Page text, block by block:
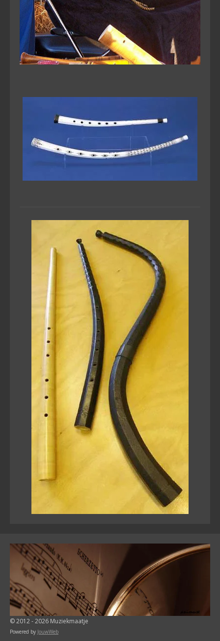
© 2012 - 2026 Muziekmaatje
Powered by JouwWeb